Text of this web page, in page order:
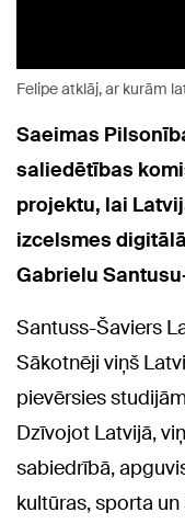
Felipe atklāj, ar kurām
Saeimas
saliedētības
projektu, lai
izcelsmes
Gabrielu
Santuss-Šaviers
Sākotnēji viņš
pievērsies
Dzīvojot Latvijā,
sabiedrībā,
kultūras, sporta